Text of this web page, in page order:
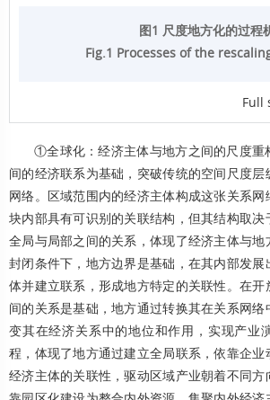
图1 尺度地方化的过程
Fig.1 Processes of the
Full
①全球化：经济主体与地方之间的尺度重
间的经济联系为基础，突破传统的空间尺度
网络。区域范围内的经济主体构成这张关系
块内部具有可识别的关联结构，但其结构取
全局与局部之间的关系，体现了经济主体与
封闭条件下，地方边界是基础，在其内部发
体并建立联系，形成地方特定的关联性。在开
间的关系是基础，地方通过转换其在关系网
变其在经济关系中的地位和作用，实现产业
程，体现了地方通过建立全局联系，依靠企
经济主体的关联性，驱动区域产业朝着不同